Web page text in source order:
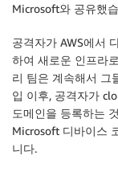
Microsoft와 공유했
공격자가 AWS에서
하여 새로운 인프라
리 팀은 계속해서 그
입 이후, 공격자가
도메인을 등록하는
Microsoft 디바이스
니다.